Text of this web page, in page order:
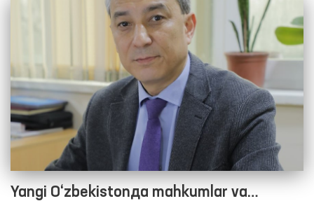
O‘zbekiston Respublikasi Konstitutsiyasidir.
Yangi O‘zbekistonда mahkumlar va